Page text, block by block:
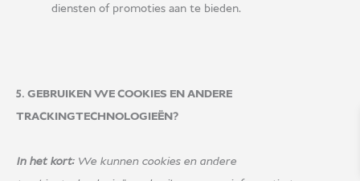
diensten of promoties aan te bieden.
5. GEBRUIKEN WE COOKIES EN ANDERE
TRACKINGTECHNOLOGIEËN?
In het kort:We kunnen cookies en andere